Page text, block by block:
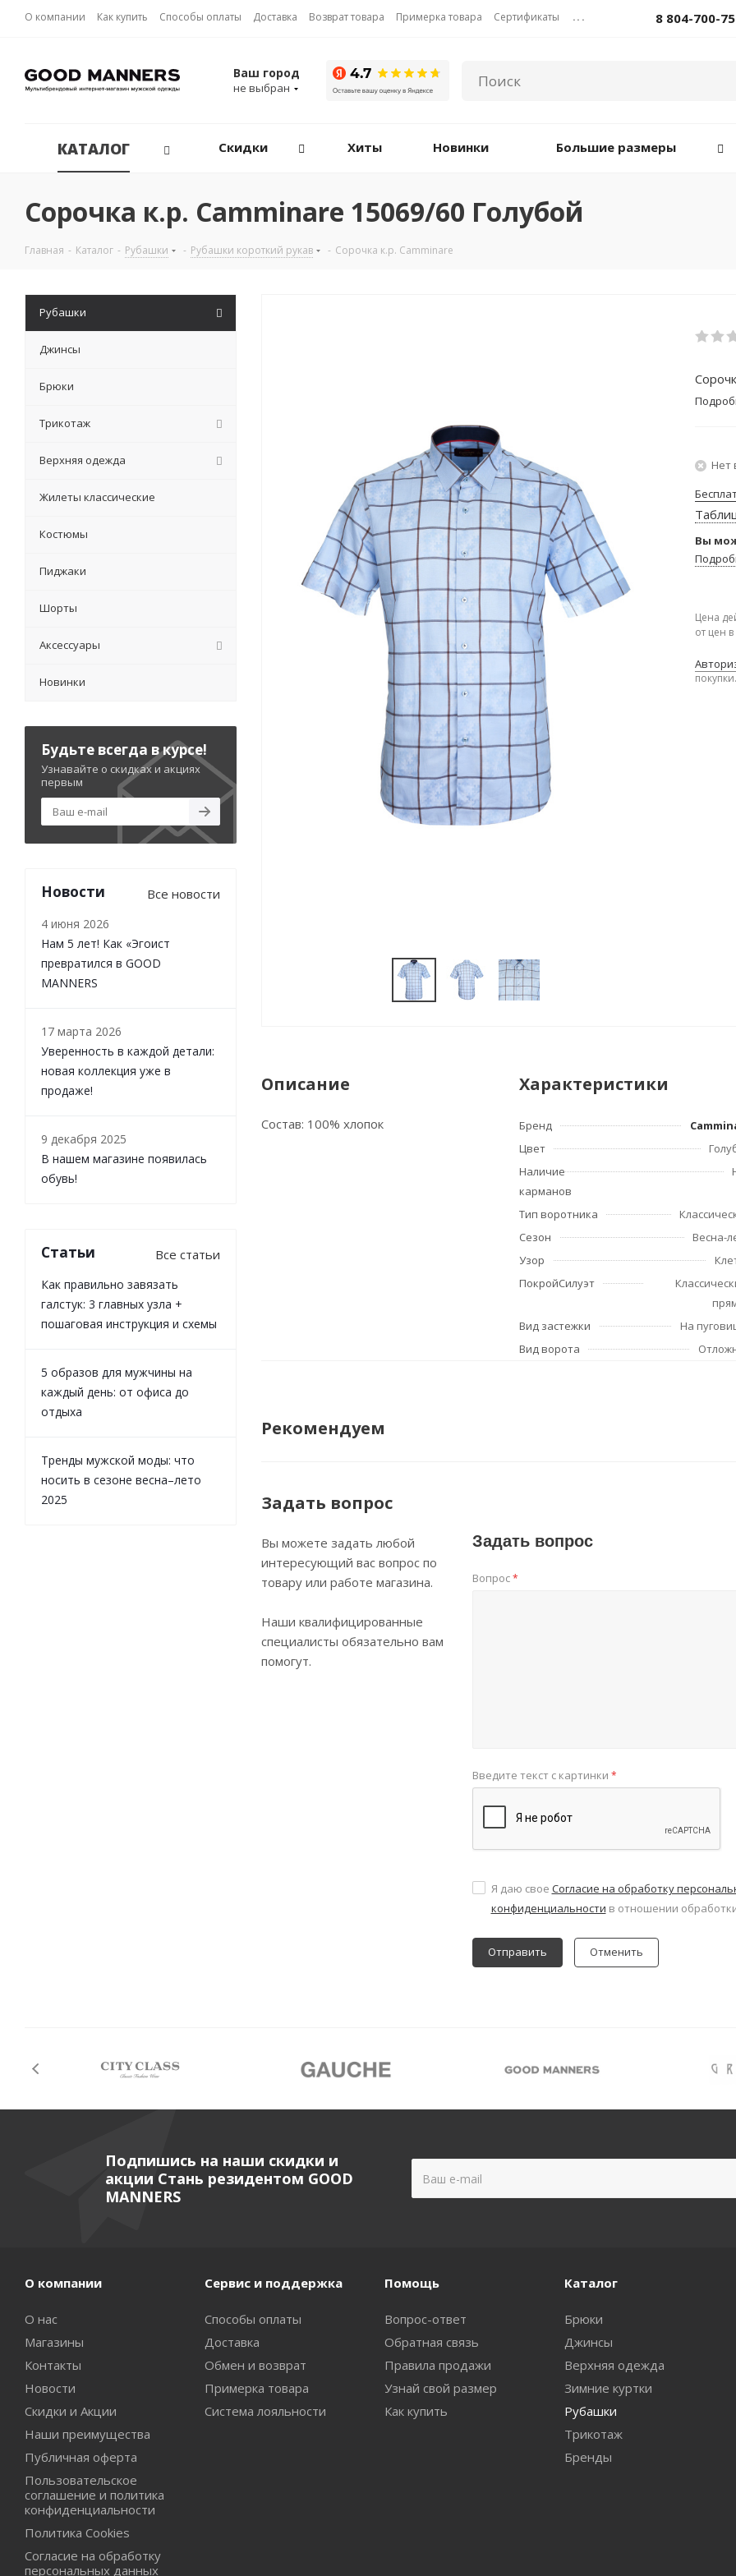
О компании Как купить Способы оплаты Доставка Возврат товара Примерка товара Сертификаты ... 8 804-700-
Ваш город
не выбран
КАТАЛОГ Скидки Хиты Новинки Большие размеры
Сорочка к.р. Camminare 15069/60 Голубой
Главная - Каталог - Рубашки - Рубашки короткий рукав - Сорочка к.р. Camminare
Нет
Вы
Цена
от цен
покупки.
Описание
Состав: 100% хлопок
Характеристики
Бренд
Цвет
Наличие
карманов
Тип воротника
Сезон
Весна-
Узор
ПокройСилуэт
Вид застежки
На
Вид ворота
Рекомендуем
Задать вопрос
Вы можете задать любой
интересующий вас вопрос по
товару или работе магазина.
Наши квалифицированные
специалисты обязательно вам
помогут.
Задать вопрос
Вопрос*
Введите текст с картинки *
Я даю свое Согласие на обработку
конфиденциальности в отношении
Отменить
Рубашки
Джинсы
Брюки
Трикотаж
Верхняя одежда
Жилеты классические
Костюмы
Пиджаки
Шорты
Аксессуары
Новинки
Будьте всегда в курсе!
Узнавайте о скидках и акциях
первым
Новости Все новости
4 июня 2026
Нам 5 лет! Как «Эгоист
превратился в GOOD
MANNERS
17 марта 2026
Уверенность в каждой детали:
новая коллекция уже в
продаже!
9 декабря 2025
В нашем магазине появилась
обувь!
Статьи Все статьи
Как правильно завязать
галстук: 3 главных узла +
пошаговая инструкция и схемы
5 образов для мужчины на
каждый день: от офиса до
отдыха
Тренды мужской моды: что
носить в сезоне весна–лето
2025
Подпишись на наши скидки и
акции Стань резидентом GOOD
MANNERS
О компании
О нас
Магазины
Контакты
Новости
Скидки и Акции
Наши преимущества
Публичная оферта
Пользовательское
соглашение и политика
конфиденциальности
Политика Cookies
Согласие на обработку
персональных данных
Сервис и поддержка
Способы оплаты
Доставка
Обмен и возврат
Примерка товара
Система лояльности
Помощь
Вопрос-ответ
Обратная связь
Правила продажи
Узнай свой размер
Как купить
Каталог
Брюки
Джинсы
Верхняя одежда
Зимние куртки
Рубашки
Трикотаж
Бренды